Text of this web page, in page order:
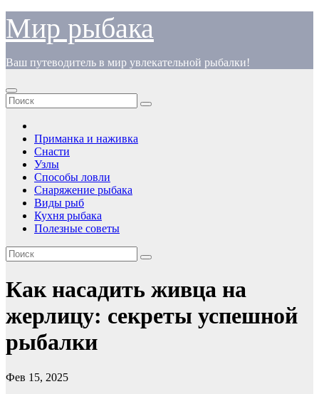
Перейти
содержимому
Мир рыбака
Ваш путеводитель в мир увлекательной рыбалки!
Приманка и наживка
Снасти
Узлы
Способы ловли
Снаряжение рыбака
Виды рыб
Кухня рыбака
Полезные советы
Как насадить живца на
жерлицу: секреты успешной
рыбалки
Фев 15, 2025